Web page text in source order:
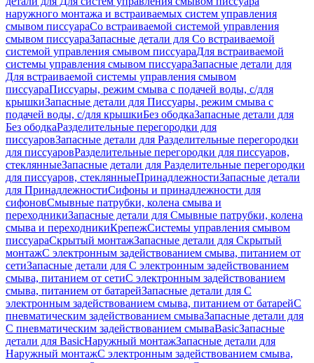
наружного монтажа и встраиваемых систем управления
смывом писсуараСо встраиваемой системой управления
смывом писсуараЗапасные детали для Со встраиваемой
системой управления смывом писсуараДля встраиваемой
системы управления смывом писсуараЗапасные детали для
Для встраиваемой системы управления смывом
писсуараПиссуары, режим смыва с подачей воды, с/для
крышкиЗапасные детали для Писсуары, режим смыва с
подачей воды, с/для крышкиБез ободкаЗапасные детали для
Без ободкаРазделительные перегородки для
писсуаровЗапасные детали для Разделительные перегородки
для писсуаровРазделительные перегородки для писсуаров,
стеклянныеЗапасные детали для Разделительные перегородки
для писсуаров, стеклянныеПринадлежностиЗапасные детали
для ПринадлежностиСифоны и принадлежности для
сифоновСмывные патрубки, колена смыва и
переходникиЗапасные детали для Смывные патрубки, колена
смыва и переходникиКрепежСистемы управления смывом
писсуараСкрытый монтажЗапасные детали для Скрытый
монтажС электронным задействованием смыва, питанием от
сетиЗапасные детали для С электронным задействованием
смыва, питанием от сетиС электронным задействованием
смыва, питанием от батарейЗапасные детали для С
электронным задействованием смыва, питанием от батарейС
пневматическим задействованием смываЗапасные детали для
С пневматическим задействованием смываBasicЗапасные
детали для BasicНаружный монтажЗапасные детали для
Наружный монтажС электронным задействованием смыва,